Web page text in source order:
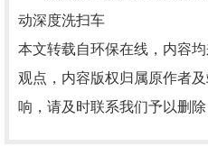
动深度洗扫车
本文转载自环保在线，内容
观点，内容版权归属原作者
响，请及时联系我们予以删除